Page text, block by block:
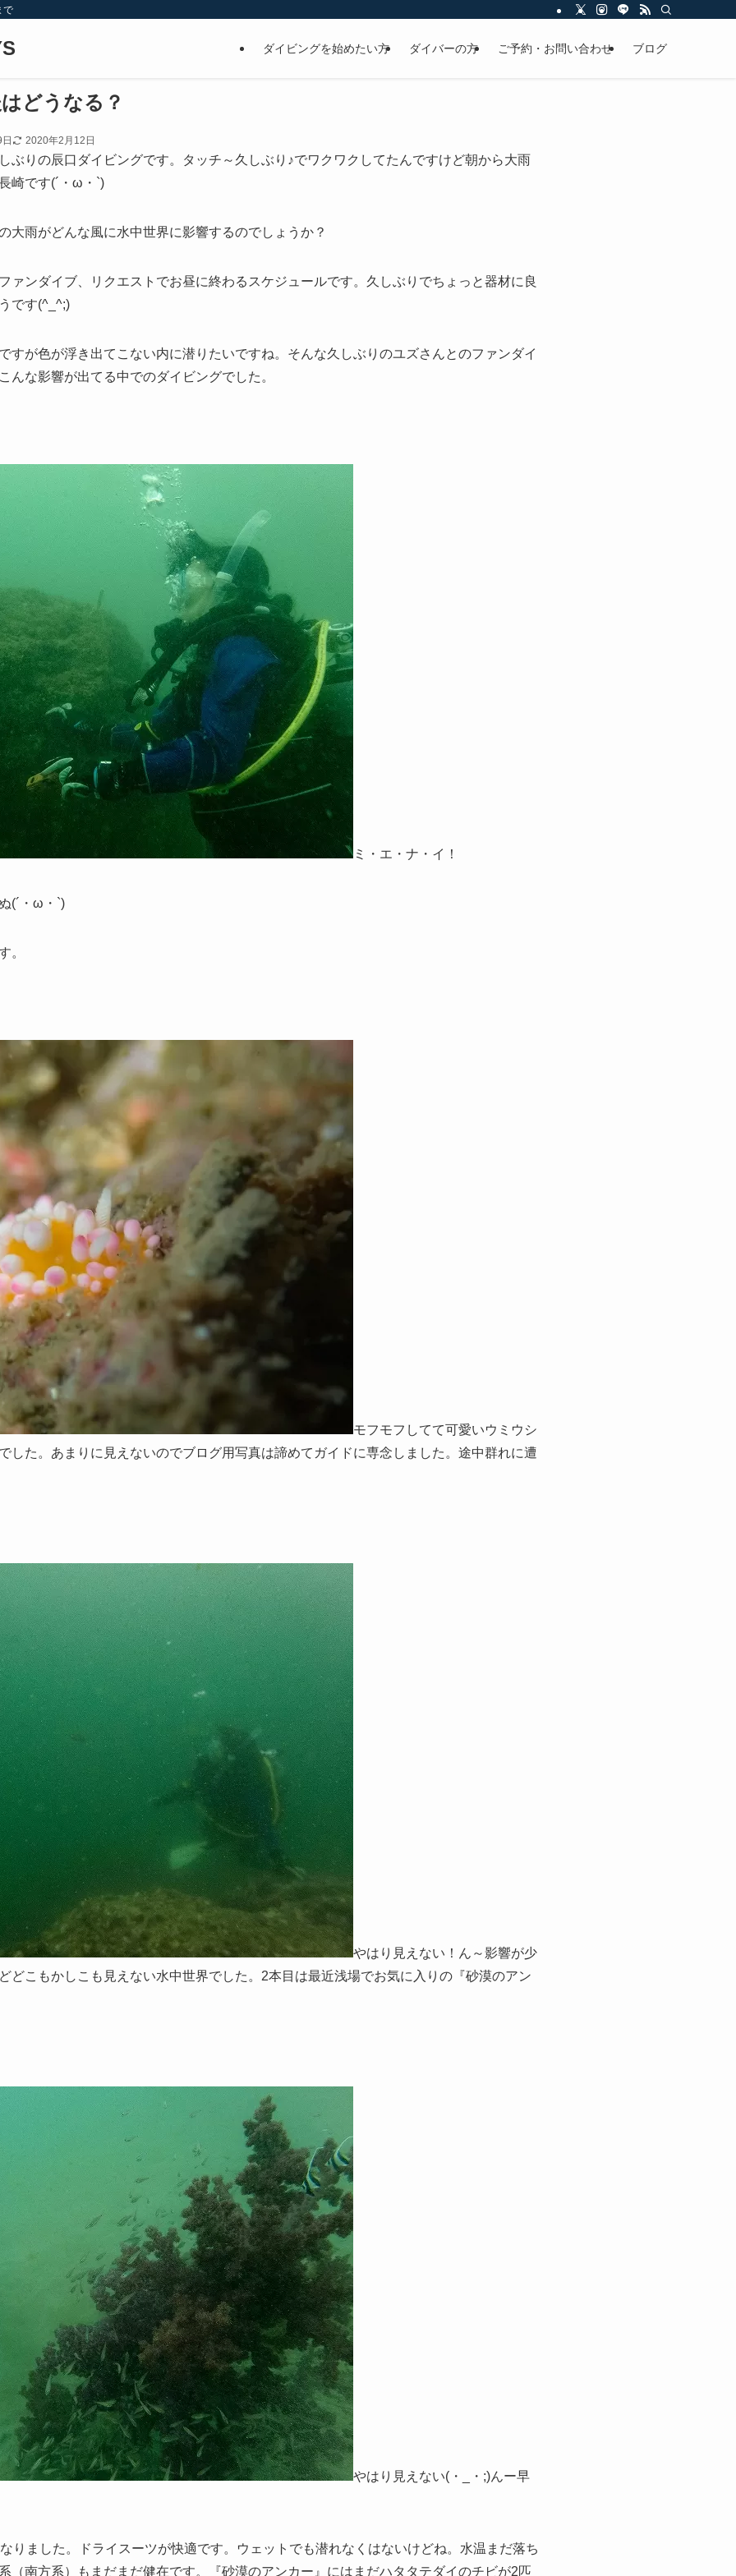
で
ダイビングを始めたい方 ダイバーの方 ご予約・お問い合わせ ブログ
どうなる？
2020年2月12日
ぶりの辰口ダイビングです。タッチ～久しぶり♪でワクワクしてたんですけど朝から大雨
崎です(´・ω・`)
大雨がどんな風に水中世界に影響するのでしょうか？
ァンダイブ、リクエストでお昼に終わるスケジュールです。久しぶりでちょっと器材に良
です(^_^;)
すが色が浮き出てこない内に潜りたいですね。そんな久しぶりのユズさんとのファンダイ
んな影響が出てる中でのダイビングでした。
ミ・エ・ナ・イ！
(´・ω・`)
。
モフモフしてて可愛いウミウシ
した。あまりに見えないのでブログ用写真は諦めてガイドに専念しました。途中群れに遭
やはり見えない！ん～影響が少
どこもかしこも見えない水中世界でした。2本目は最近浅場でお気に入りの『砂漠のアン
やはり見えない(・_・;)んー早
りました。ドライスーツが快適です。ウェットでも潜れなくはないけどね。水温まだ落ち
（南方系）もまだまだ健在です。『砂漠のアンカー』にはまだハタタテダイのチビが2匹